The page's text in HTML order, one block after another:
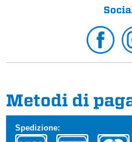
Metodi di
Spedizione: